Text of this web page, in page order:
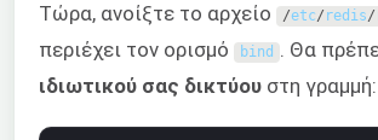
Τώρα, ανοίξτε το αρχείο /etc/ redis/
περιέχει τον ορισμό
bind . Θα
ιδιωτικού σας δικτύου στη γραμμή: